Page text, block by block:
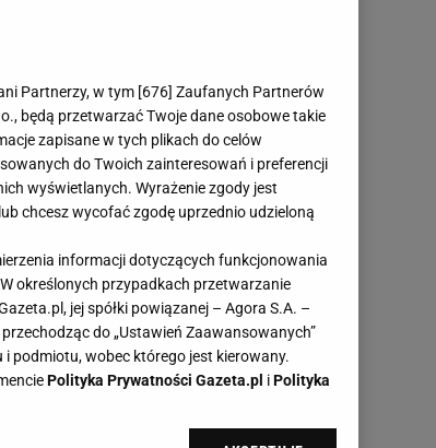
Partnerzy, w tym [676] Zaufanych Partnerów
będą przetwarzać Twoje dane osobowe takie
zapisane w tych plikach do celów
do Twoich zainteresowań i preferencji
wyświetlanych. Wyrażenie zgody jest
chcesz wycofać zgodę uprzednio udzieloną
informacji dotyczących funkcjonowania
określonych przypadkach przetwarzanie
jej spółki powiązanej – Agora S.A. –
do „Ustawień Zaawansowanych”
podmiotu, wobec którego jest kierowany.
Polityka Prywatności Gazeta.pl iPolityka